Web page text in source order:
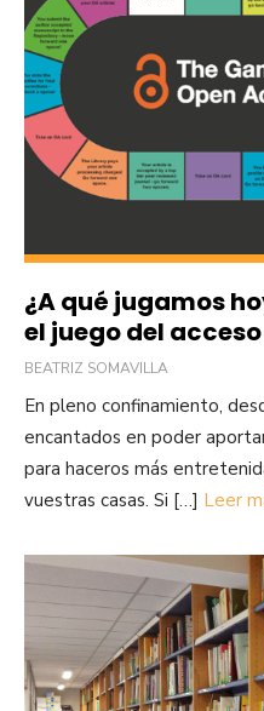
¿A qué jugamos
el juego del
BEATRIZ SOMAVILLA
En pleno confinamiento,
encantados en poder
para haceros más
vuestras casas. Si […] Leer